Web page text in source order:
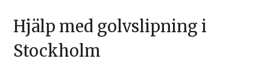
Hjälp med golvslipning i
Stockholm